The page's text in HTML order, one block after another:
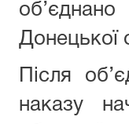
Донецької
Після
наказу